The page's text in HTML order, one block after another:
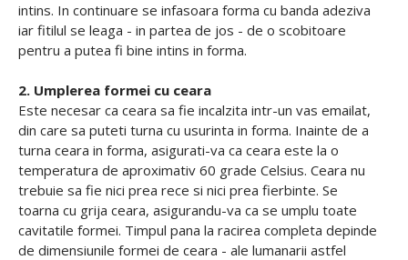
intins. In continuare se infasoara forma cu banda adeziva
iar fitilul se leaga - in partea de jos - de o scobitoare
pentru a putea fi bine intins in forma.
2. Umplerea formei cu ceara
Este necesar ca ceara sa fie incalzita intr-un vas emailat,
din care sa puteti turna cu usurinta in forma. Inainte de a
turna ceara in forma, asigurati-va ca ceara este la o
temperatura de aproximativ 60 grade Celsius. Ceara nu
trebuie sa fie nici prea rece si nici prea fierbinte. Se
toarna cu grija ceara, asigurandu-va ca se umplu toate
cavitatile formei. Timpul pana la racirea completa depinde
de dimensiunile formei de ceara - ale lumanarii astfel